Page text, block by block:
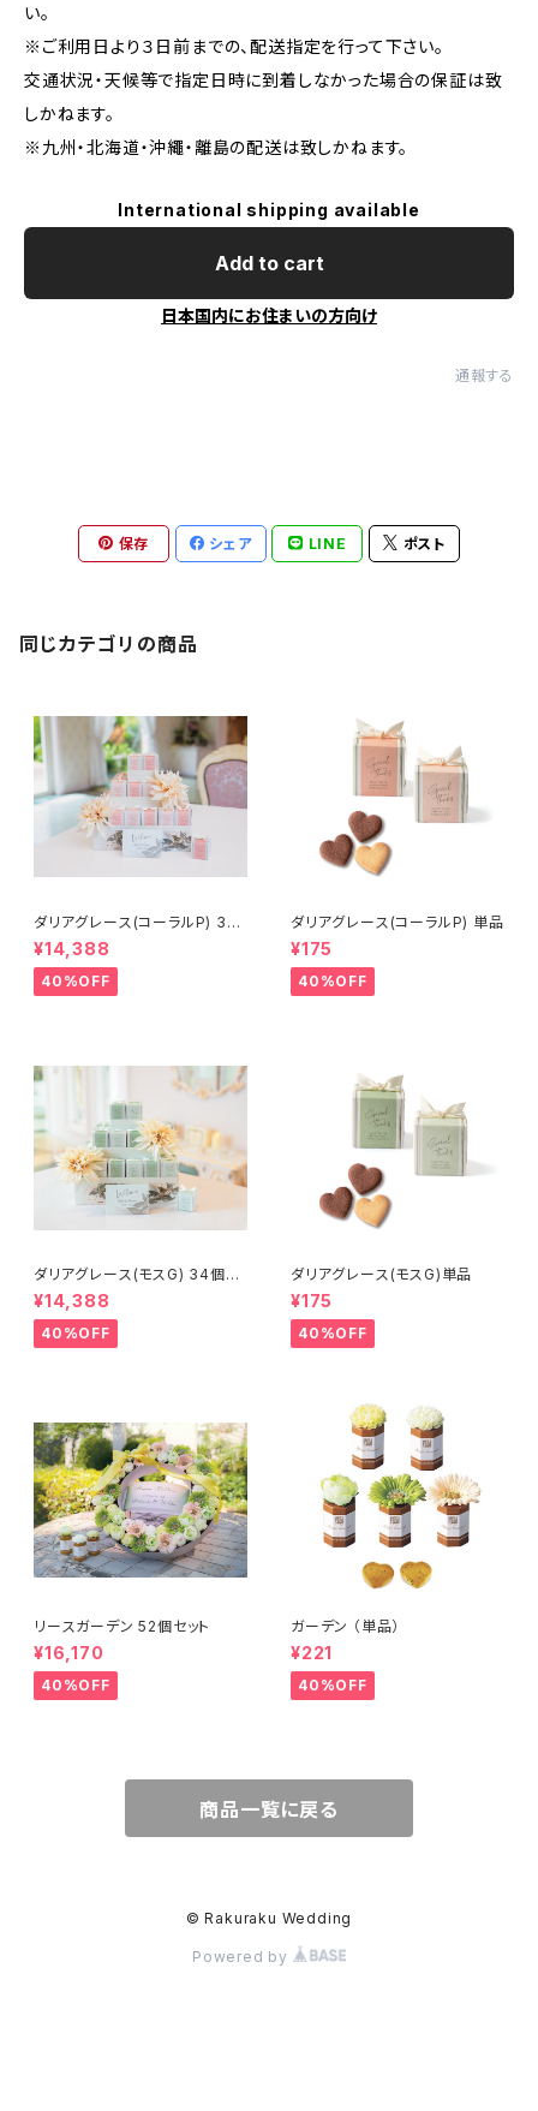
い。
※ご利用日より３日前までの、配送指定を行って下さい。
交通状況・天候等で指定日時に到着しなかった場合の保証は致
しかねます。
※九州・北海道・沖繩・離島の配送は致しかねます。
International shipping available
Add to cart
日本国内にお住まいの方向け
通報する
保存 シェア LINE ポスト
同じカテゴリの商品
ダリアグレース(コーラルP) 34
個セット
¥14,388
40%OFF
ダリアグレース(コーラルP) 単品
¥175
40%OFF
ダリアグレース(モスG) 34個セ
ット
¥14,388
40%OFF
ダリアグレース(モスG)単品
¥175
40%OFF
リースガーデン 52個セット
¥16,170
40%OFF
ガーデン （単品）
¥221
40%OFF
商品一覧に戻る
© Rakuraku Wedding
Powered by